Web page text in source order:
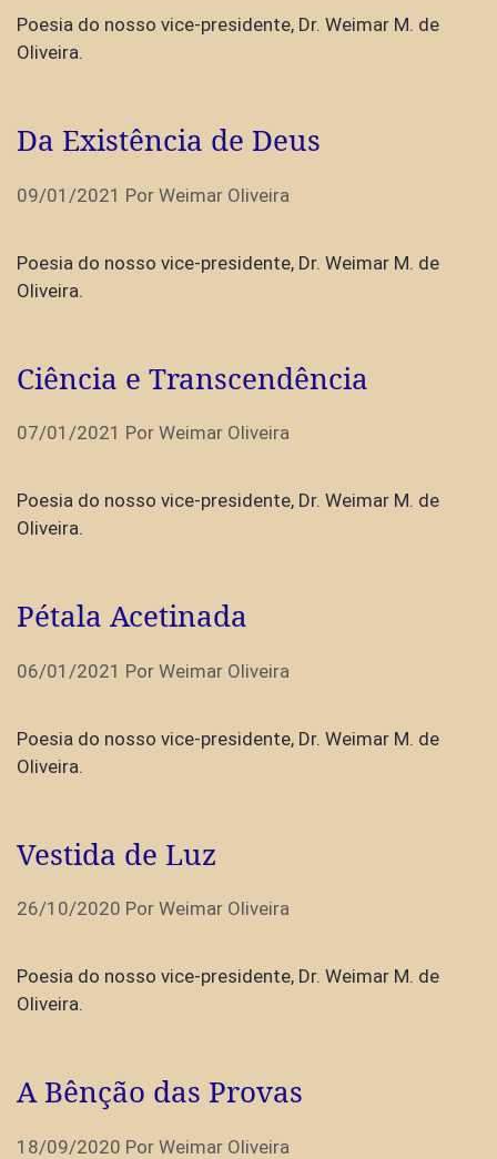
Poesia do nosso vice-presidente, Dr. Weimar M. de
Oliveira.
Da Existência de Deus
09/01/2021 Por Weimar Oliveira
Poesia do nosso vice-presidente, Dr. Weimar M. de
Oliveira.
Ciência e Transcendência
07/01/2021 Por Weimar Oliveira
Poesia do nosso vice-presidente, Dr. Weimar M. de
Oliveira.
Pétala Acetinada
06/01/2021 Por Weimar Oliveira
Poesia do nosso vice-presidente, Dr. Weimar M. de
Oliveira.
Vestida de Luz
26/10/2020 Por Weimar Oliveira
Poesia do nosso vice-presidente, Dr. Weimar M. de
Oliveira.
A Bênção das Provas
18/09/2020 Por Weimar Oliveira